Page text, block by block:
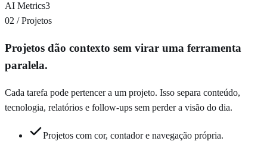
AI Metrics3
02 / Projetos
Projetos dão contexto sem virar uma ferramenta
paralela.
Cada tarefa pode pertencer a um projeto. Isso separa conteúdo,
tecnologia, relatórios e follow-ups sem perder a visão do dia.
Projetos com cor, contador e navegação própria.